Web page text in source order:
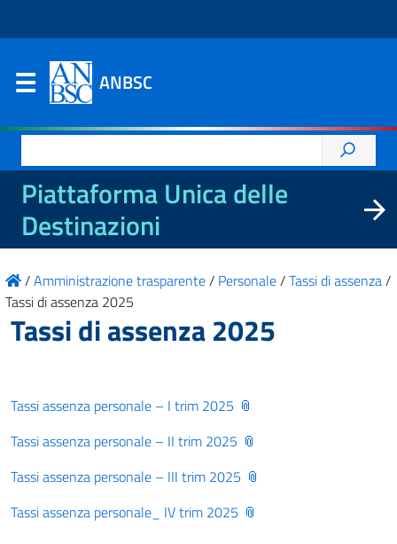
ANBSC
per:
Piattaforma Unica delle
Destinazioni
/Amministrazione trasparente/ Personale/Tassi di assenza/
Tassi di assenza 2025
Tassi di assenza 2025
Tassi assenza personale – I trim 2025
Tassi assenza personale – II trim 2025
Tassi assenza personale – III trim 2025
Tassi assenza personale_ IV trim 2025